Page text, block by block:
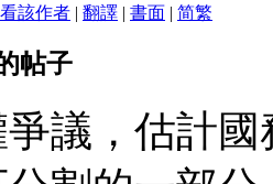
該作者 | 翻譯 | 書面 | 简繁
帖子
議，估計